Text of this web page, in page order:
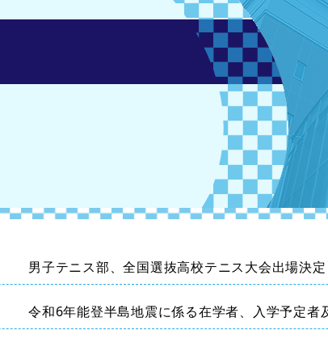
男子テニス部、全国選抜高校テニス大会出場決
令和6年能登半島地震に係る在学者、入学予定
について